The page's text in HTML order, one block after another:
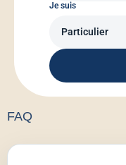
Je suis
FAQ